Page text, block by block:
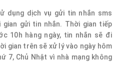
dụng dịch vụ gửi tin nhắn sms
gửi tin nhắn. Thời gian tiếp
10h hàng ngày, tin nhắn sẽ đi
gian trên sẽ xử lý vào ngày hôm
7, Chủ Nhật vì nhà mạng không